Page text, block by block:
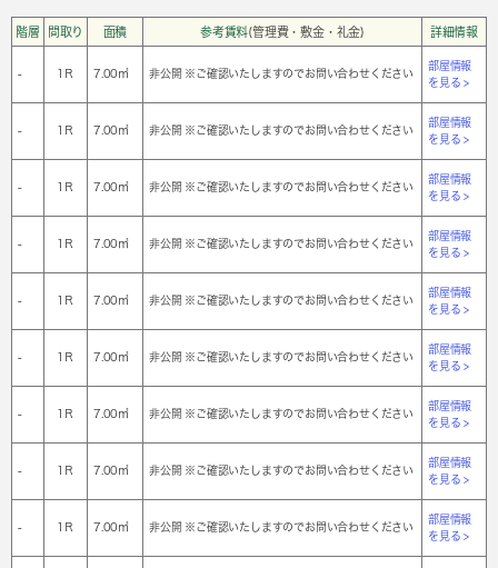
階層 間取り 面積 参考賃料(管理費・敷金・礼金) 詳細情報
- 1Ｒ 7.00㎡ 非公開 ※ご確認いたしますのでお問い合わせください
部屋情報
を見る >
- 1Ｒ 7.00㎡ 非公開 ※ご確認いたしますのでお問い合わせください
部屋情報
を見る >
- 1Ｒ 7.00㎡ 非公開 ※ご確認いたしますのでお問い合わせください
部屋情報
を見る >
- 1Ｒ 7.00㎡ 非公開 ※ご確認いたしますのでお問い合わせください
部屋情報
を見る >
- 1Ｒ 7.00㎡ 非公開 ※ご確認いたしますのでお問い合わせください
部屋情報
を見る >
- 1Ｒ 7.00㎡ 非公開 ※ご確認いたしますのでお問い合わせください
部屋情報
を見る >
- 1Ｒ 7.00㎡ 非公開 ※ご確認いたしますのでお問い合わせください
部屋情報
を見る >
- 1Ｒ 7.00㎡ 非公開 ※ご確認いたしますのでお問い合わせください
部屋情報
を見る >
- 1Ｒ 7.00㎡ 非公開 ※ご確認いたしますのでお問い合わせください
部屋情報
を見る >